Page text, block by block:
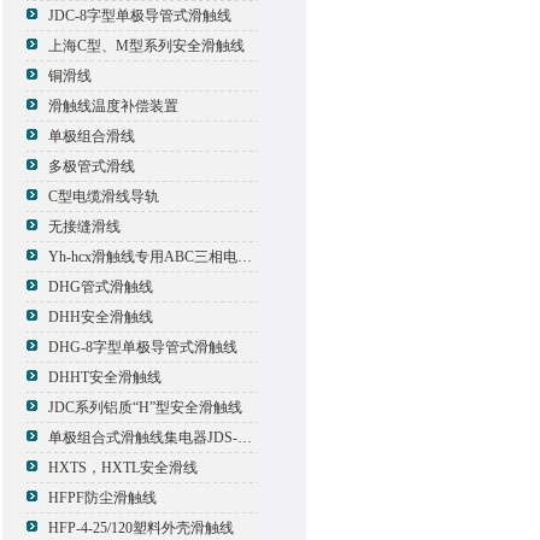
JDC-8字型单极导管式滑触线
上海C型、M型系列安全滑触线
铜滑线
滑触线温度补偿装置
单极组合滑线
多极管式滑线
C型电缆滑线导轨
无接缝滑线
Yh-hcx滑触线专用ABC三相电压信号指示灯
DHG管式滑触线
DHH安全滑触线
DHG-8字型单极导管式滑触线
DHHT安全滑触线
JDC系列铝质“H”型安全滑触线
单极组合式滑触线集电器JDS-500*2
HXTS，HXTL安全滑线
HFPF防尘滑触线
HFP-4-25/120塑料外壳滑触线